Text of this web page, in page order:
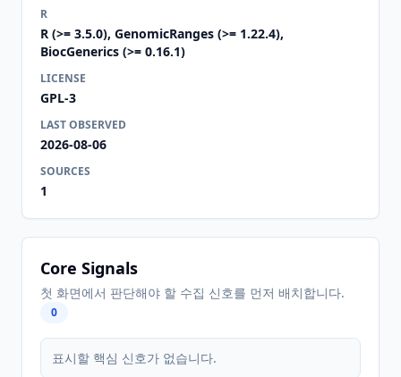
R
R (>= 3.5.0), GenomicRanges (>= 1.22.4),
BiocGenerics (>= 0.16.1)
LICENSE
GPL-3
LAST OBSERVED
2026-08-06
SOURCES
1
Core Signals
첫 화면에서 판단해야 할 수집 신호를 먼저 배치합니다.
0
표시할 핵심 신호가 없습니다.